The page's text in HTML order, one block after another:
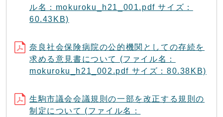
ル名：mokuroku_h21_001.pdf サイズ：
60.43KB)
奈良社会保険病院の公的機関としての存続を
求める意見書について (ファイル名：
mokuroku_h21_002.pdf サイズ：80.38KB)
生駒市議会会議規則の一部を改正する規則の
制定について (ファイル名：